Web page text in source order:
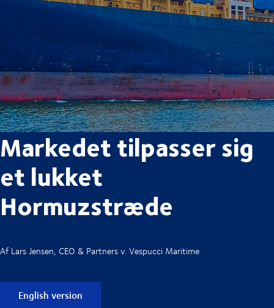
Markedet tilpasser sig
et lukket
Hormuzstræde
Af Lars Jensen, CEO & Partners v. Vespucci Maritime
English version